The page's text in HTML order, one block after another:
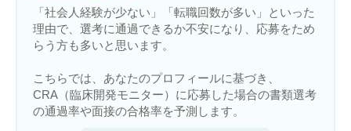
「社会人経験が少ない」「転職回数が多い」といった
理由で、選考に通過できるか不安になり、応募をため
らう方も多いと思います。
こちらでは、あなたのプロフィールに基づき、
CRA（臨床開発モニター）に応募した場合の書類選考
の通過率や面接の合格率を予測します。